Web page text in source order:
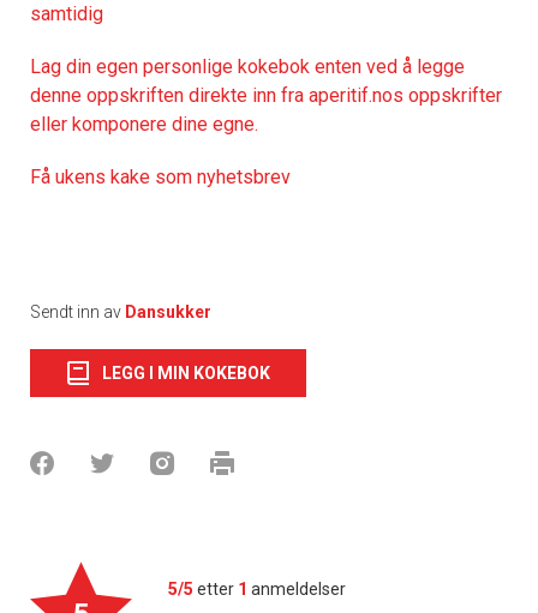
samtidig
Lag din egen personlige kokebok enten ved å legge
denne oppskriften direkte inn fra aperitif.nos oppskrifter
eller komponere dine egne.
Få ukens kake som nyhetsbrev
Sendt inn av Dansukker
LEGG I MIN KOKEBOK
5/5 etter 1 anmeldelser